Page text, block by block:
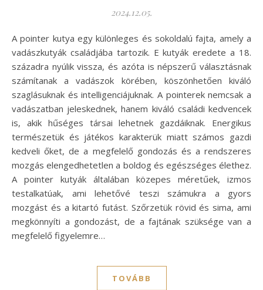
2024.12.05.
A pointer kutya egy különleges és sokoldalú fajta, amely a
vadászkutyák családjába tartozik. E kutyák eredete a 18.
századra nyúlik vissza, és azóta is népszerű választásnak
számítanak a vadászok körében, köszönhetően kiváló
szaglásuknak és intelligenciájuknak. A pointerek nemcsak a
vadászatban jeleskednek, hanem kiváló családi kedvencek
is, akik hűséges társai lehetnek gazdáiknak. Energikus
természetük és játékos karakterük miatt számos gazdi
kedveli őket, de a megfelelő gondozás és a rendszeres
mozgás elengedhetetlen a boldog és egészséges élethez.
A pointer kutyák általában közepes méretűek, izmos
testalkatúak, ami lehetővé teszi számukra a gyors
mozgást és a kitartó futást. Szőrzetük rövid és sima, ami
megkönnyíti a gondozást, de a fajtának szüksége van a
megfelelő figyelemre…
TOVÁBB